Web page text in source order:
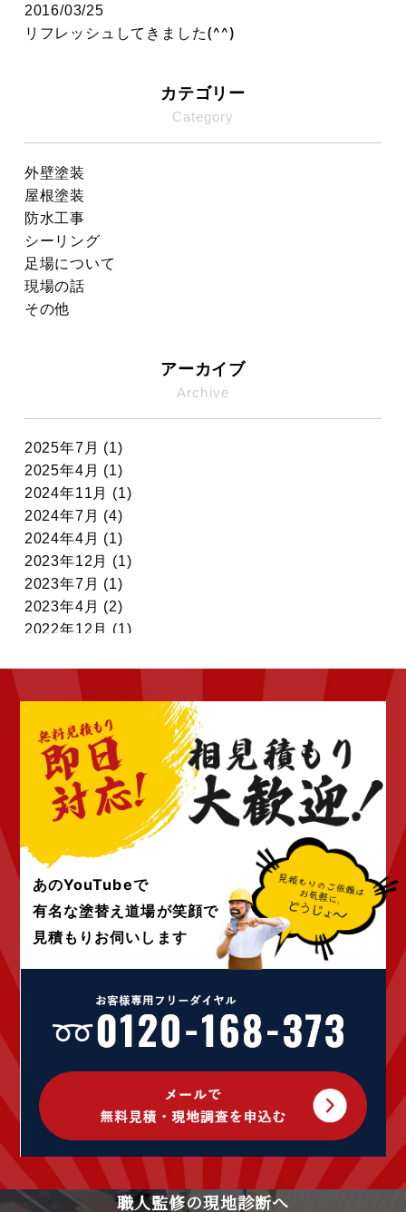
2016/03/25
リフレッシュしてきました(^^)
カテゴリー
Category
外壁塗装
屋根塗装
防水工事
シーリング
足場について
現場の話
その他
アーカイブ
Archive
2025年7月 (1)
2025年4月 (1)
2024年11月 (1)
2024年7月 (4)
2024年4月 (1)
2023年12月 (1)
2023年7月 (1)
2023年4月 (2)
2022年12月 (1)
2022年10月 (6)
2022年9月 (6)
2022年8月 (4)
2022年7月 (6)
2022年6月 (4)
2022年5月 (4)
2022年4月 (4)
2022年2月 (4)
2022年1月 (4)
2021年12月 (4)
2021年9月 (24)
2021年8月 (1)
2021年4月 (1)
2020年12月 (1)
2020年9月 (1)
2020年5月 (1)
2020年4月 (5)
2020年3月 (7)
2020年1月 (9)
2019年12月 (6)
あのYouTubeで
有名な塗替え道場が笑顔で
見積もりお伺いします
職人監修の現地診断へ